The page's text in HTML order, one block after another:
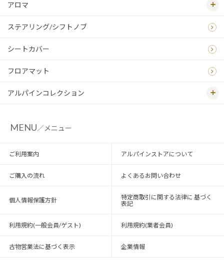
アロマ
ステアリング/シフトノブ
シートカバー
フロアマット
アルパインコレクション
MENU／メニュー
ご利用案内 アルパインストアについて
ご購入の流れ よくあるお問い合わせ
個人情報保護方針
特定商取引に関する法律に 基づく
表記
利用規約(一般会員/ゲスト) 利用規約(業者会員)
古物営業法に基づく表示 企業情報